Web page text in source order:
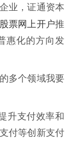
业，证通资本
股票网上开户推
惠化的方向发
多个领域我要
升支付效率和
付等创新支付